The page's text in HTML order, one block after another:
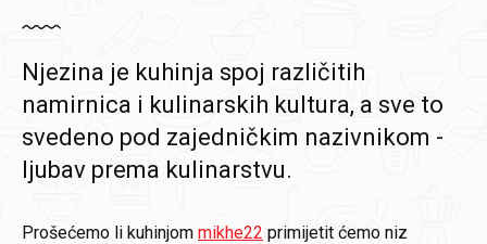
Njezina je kuhinja spoj različitih
namirnica i kulinarskih kultura, a sve to
svedeno pod zajedničkim nazivnikom -
ljubav prema kulinarstvu.
Prošećemo li kuhinjom mikhe22 primijetit ćemo niz